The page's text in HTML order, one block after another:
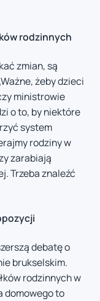
rodzinnych
zmian, są
żeby dzieci
ministrowie
o to, by niektóre
system
rodziny w
zarabiają
Trzeba znaleźć
debatę o
brukselskim.
rodzinnych w
domowego to